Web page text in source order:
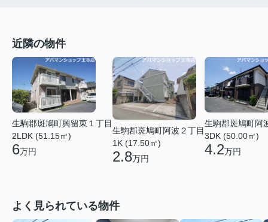
近隣の物件
生駒郡斑鳩町興留東１丁目
2LDK (51.15㎡)
6万円
生駒郡斑鳩町阿波２丁目
1K (17.50㎡)
2.8万円
生駒郡斑鳩町阿
3DK (50.00㎡)
4.2万円
よく見られている物件